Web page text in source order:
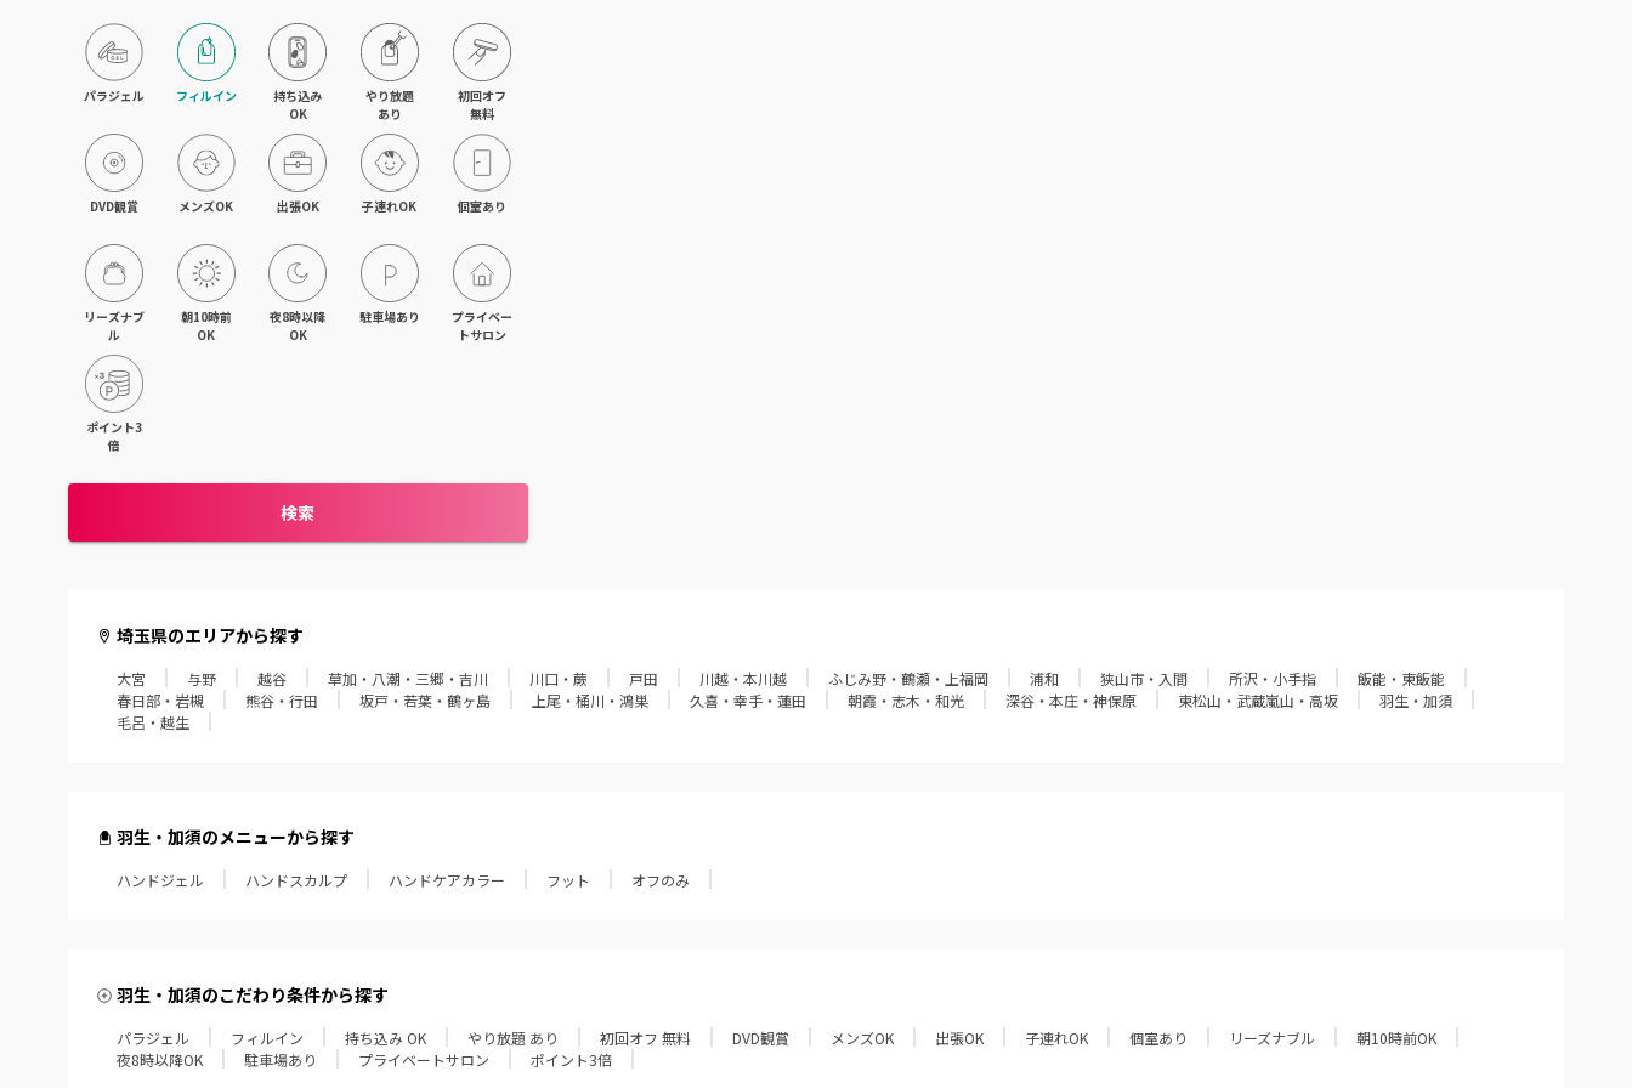
飯能・東飯能
春日部・岩槻
熊谷・行田
坂戸・若葉・鶴ヶ島
上尾・桶川・鴻巣
久喜・幸手・蓮田
パラジェル フィルイン
持ち込み
OK
やり放題
あり
初回オフ
無料
DVD観賞 メンズOK 出張OK 子連れOK 個室あり
リーズナブ
ル
朝10時前
OK
夜8時以降
OK
駐車場あり
プライベー
トサロン
ポイント3
倍
検索
埼玉県のエリアから探す
大宮 与野 越谷 草加・八潮・三郷・吉川 川口・蕨 戸田 川越・本川越 ふじみ野・鶴瀬・上福岡 浦和 狭山市・入間 所沢・小手指
飯能・東飯能
春日部・岩槻
熊谷・行田 坂戸・若葉・鶴ヶ島 上尾・桶川・鴻巣 久喜・幸手・蓮田 朝霞・志木・和光 深谷・本庄・神保原 東松山・武蔵嵐山・高坂
羽生・加須
毛呂・越生
羽生・加須のメニューから探す
ハンドジェル ハンドスカルプ ハンドケアカラー フット オフのみ
羽生・加須のこだわり条件から探す
パラジェル フィルイン 持ち込み OK やり放題 あり 初回オフ 無料 DVD観賞 メンズOK 出張OK 子連れOK 個室あり リーズナブル
朝10時前OK
夜8時以降OK
駐車場あり プライベートサロン ポイント3倍